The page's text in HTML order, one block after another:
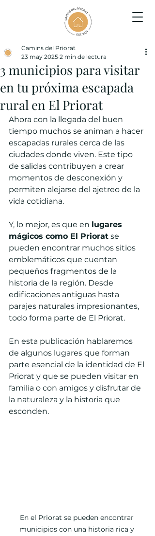
3 municipios para visitar
en tu próxima escapada
rural en El Priorat
Camins del Priorat
23 may 2025 2 min de lectura
Ahora con la llegada del buen
tiempo muchos se animan a hacer
escapadas rurales cerca de las
ciudades donde viven. Este tipo
de salidas contribuyen a crear
momentos de desconexión y
permiten alejarse del ajetreo de la
vida cotidiana.
Y, lo mejor, es que en lugares
mágicos como El Priorat se
pueden encontrar muchos sitios
emblemáticos que cuentan
pequeños fragmentos de la
historia de la región. Desde
edificaciones antiguas hasta
parajes naturales impresionantes,
todo forma parte de El Priorat.
En esta publicación hablaremos
de algunos lugares que forman
parte esencial de la identidad de El
Priorat y que se pueden visitar en
familia o con amigos y disfrutar de
la naturaleza y la historia que
esconden.
En el Priorat se pueden encontrar
municipios con una historia rica y